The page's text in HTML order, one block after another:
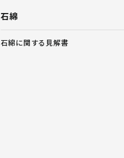
石綿
石綿に関する見解書